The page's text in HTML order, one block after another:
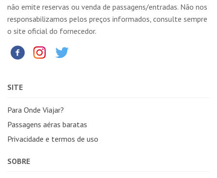
não emite reservas ou venda de passagens/entradas. Não nos
responsabilizamos pelos preços informados, consulte sempre
o site oficial do fornecedor.
SITE
Para Onde Viajar?
Passagens aéras baratas
Privacidade e termos de uso
SOBRE